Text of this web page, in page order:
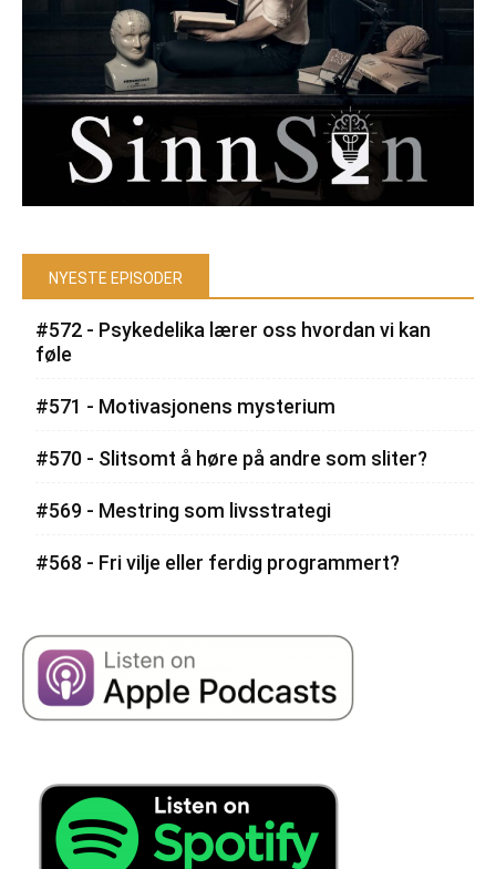
NYESTE EPISODER
#572 - Psykedelika lærer oss hvordan vi kan
føle
#571 - Motivasjonens mysterium
#570 - Slitsomt å høre på andre som sliter?
#569 - Mestring som livsstrategi
#568 - Fri vilje eller ferdig programmert?